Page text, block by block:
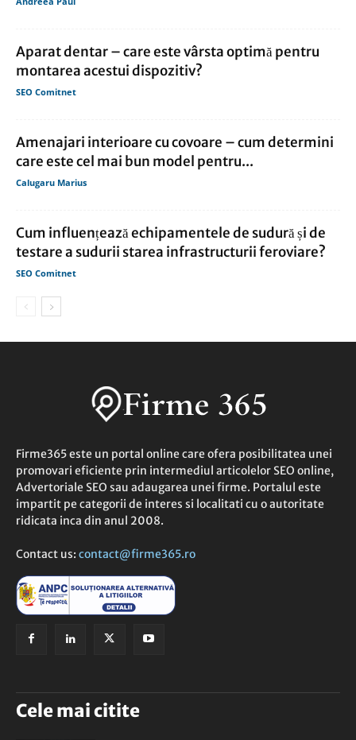
Aparat dentar – care este vârsta optimă pentru
montarea acestui dispozitiv?
SEO Comitnet
Amenajari interioare cu covoare – cum determini
care este cel mai bun model pentru...
Calugaru Marius
Cum influențează echipamentele de sudură și de
testare a sudurii starea infrastructurii feroviare?
SEO Comitnet
Firme365 este un portal online care ofera posibilitatea unei
promovari eficiente prin intermediul articolelor SEO online,
Advertoriale SEO sau adaugarea unei firme. Portalul este
impartit pe categorii de interes si localitati cu o autoritate
ridicata inca din anul 2008.
Contact us: contact@firme365.ro
Cele mai citite